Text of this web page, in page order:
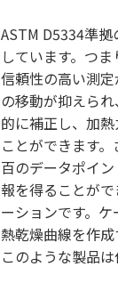
ASTM D5334準
しています。つ
信頼性の高い測
の移動が抑えら
的に補正し、加
ことができます
百のデータポイ
報を得ることが
ーションです。
熱乾燥曲線を作成
このような製品は